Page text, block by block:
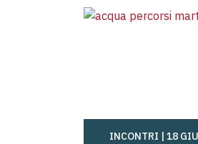
INCONTRI | 18